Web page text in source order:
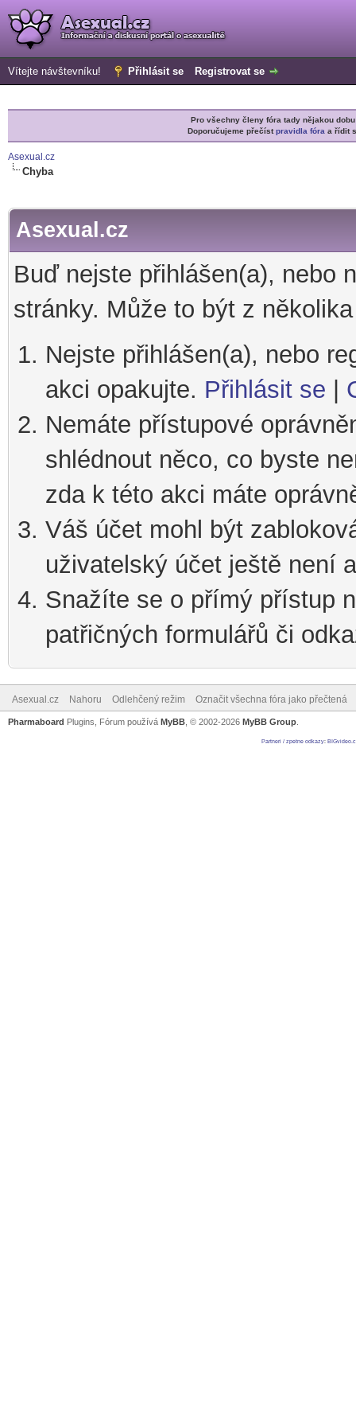
Vítejte návštevníku! Přihlásit se Registrovat se
Pro všechny členy fóra tady nějakou
Doporučujeme přečístpravidla fóra a řídit
Asexual.cz
Chyba
Asexual.cz
Buď nejste přihlášen(a), nebo
stránky. Může to být z
Nejste přihlášen(a), nebo
akci opakujte. Přihlásit se
Nemáte přístupové
shlédnout něco, co byste
zda k této akci máte
Váš účet mohl být
uživatelský účet ještě není
Snažíte se o přímý přístup
patřičných formulářů či
Asexual.cz Nahoru Odlehčený režim Označit všechna fóra jako přečtená
Pharmaboard Plugins, Fórum používá MyBB , © 2002-2026 MyBB Group
Partneri / zpetne odkazy: